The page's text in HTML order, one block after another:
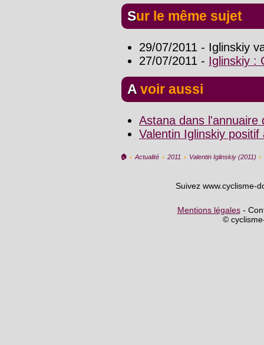
Sur le même sujet
29/07/2011 - Iglinskiy
27/07/2011 - Iglinskiy :
A voir aussi
Astana dans l'annuaire
Valentin Iglinskiy
🏠︎ › Actualité › 2011 › Valentin Iglinskiy (2011) ›
Suivez www.cyclisme-
Mentions légales-
©